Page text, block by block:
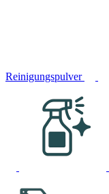
Reinigungspulver